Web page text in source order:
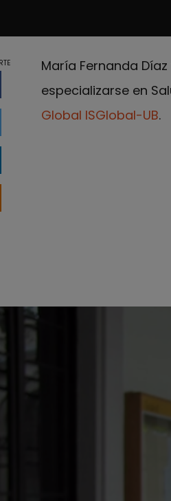
en Facebook
en Twitter
en LinkedIn
por email
María Fernanda
especializarse en
Global ISGlobal-UB.